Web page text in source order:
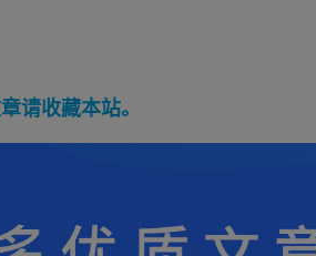
请收藏本站。